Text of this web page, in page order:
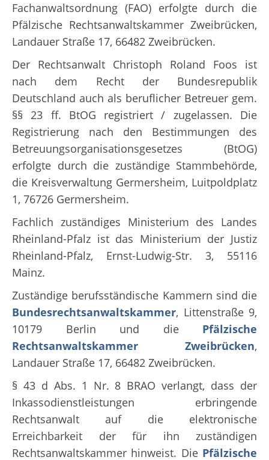
Fachanwaltsordnung (FAO) erfolgte durch die
Pfälzische Rechtsanwaltskammer Zweibrücken,
Landauer Straße 17, 66482 Zweibrücken.
Der Rechtsanwalt Christoph Roland Foos ist
nach dem Recht der Bundesrepublik
Deutschland auch als beruflicher Betreuer gem.
§§ 23 ff. BtOG registriert / zugelassen. Die
Registrierung nach den Bestimmungen des
Betreuungsorganisationsgesetzes (BtOG)
erfolgte durch die zuständige Stammbehörde,
die Kreisverwaltung Germersheim, Luitpoldplatz
1, 76726 Germersheim.
Fachlich zuständiges Ministerium des Landes
Rheinland-Pfalz ist das Ministerium der Justiz
Rheinland-Pfalz, Ernst-Ludwig-Str. 3, 55116
Mainz.
Zuständige berufsständische Kammern sind die
Bundesrechtsanwaltskammer, Littenstraße 9,
10179 Berlin und die Pfälzische
Rechtsanwaltskammer Zweibrücken,
Landauer Straße 17, 66482 Zweibrücken.
§ 43 d Abs. 1 Nr. 8 BRAO verlangt, dass der
Inkassodienstleistungen erbringende
Rechtsanwalt auf die elektronische
Erreichbarkeit der für ihn zuständigen
Rechtsanwaltskammer hinweist. Die Pfälzische